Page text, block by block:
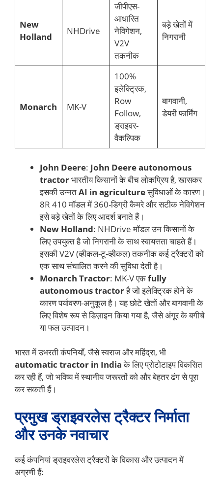
New
Holland
NHDrive
जीपीएस-
आधारित
नेविगेशन,
V2V
तकनीक
बड़े खेतों में
निगरानी
Monarch MK-V
100%
इलेक्ट्रिक,
Row
Follow,
ड्राइवर-
वैकल्पिक
बागवानी,
डेयरी फार्मिंग
John Deere: John Deere autonomous
tractorभारतीय किसानों के बीच लोकप्रिय है, खासकर
इसकी उन्नतAI in agricultureसुविधाओं के कारण।
8R 410 मॉडल में 360-डिग्री कैमरे और सटीक नेविगेशन
इसे बड़े खेतों के लिए आदर्श बनाते हैं।
New Holland: NHDrive मॉडल उन किसानों के
लिए उपयुक्त है जो निगरानी के साथ स्वायत्तता चाहते हैं।
इसकी V2V (व्हीकल-टू-व्हीकल) तकनीक कई ट्रैक्टरों को
एक साथ संचालित करने की सुविधा देती है।
Monarch Tractor: MK-V एकfully
autonomous tractorहै जो इलेक्ट्रिक होने के
कारण पर्यावरण-अनुकूल है। यह छोटे खेतों और बागवानी के
लिए विशेष रूप से डिज़ाइन किया गया है, जैसे अंगूर के बगीचे
या फल उत्पादन।
भारत में उभरती कंपनियाँ, जैसे स्वराज और महिंद्रा, भी
automatic tractor in Indiaके लिए प्रोटोटाइप विकसित
कर रही हैं, जो भविष्य में स्थानीय जरूरतों को और बेहतर ढंग से पूरा
कर सकती हैं।
प्रमुख ड्राइवरलेस ट्रैक्टर निर्माता
और उनके नवाचार
कई कंपनियां ड्राइवरलेस ट्रैक्टरों के विकास और उत्पादन में
अग्रणी हैं: